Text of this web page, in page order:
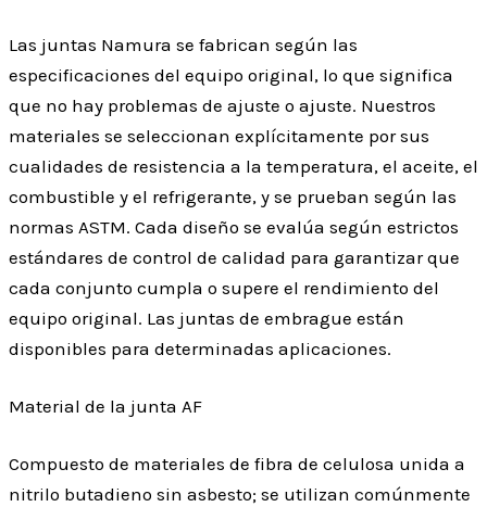
Las juntas Namura se fabrican según las
especificaciones del equipo original, lo que significa
que no hay problemas de ajuste o ajuste. Nuestros
materiales se seleccionan explícitamente por sus
cualidades de resistencia a la temperatura, el aceite, el
combustible y el refrigerante, y se prueban según las
normas ASTM. Cada diseño se evalúa según estrictos
estándares de control de calidad para garantizar que
cada conjunto cumpla o supere el rendimiento del
equipo original. Las juntas de embrague están
disponibles para determinadas aplicaciones.
Material de la junta AF
Compuesto de materiales de fibra de celulosa unida a
nitrilo butadieno sin asbesto; se utilizan comúnmente